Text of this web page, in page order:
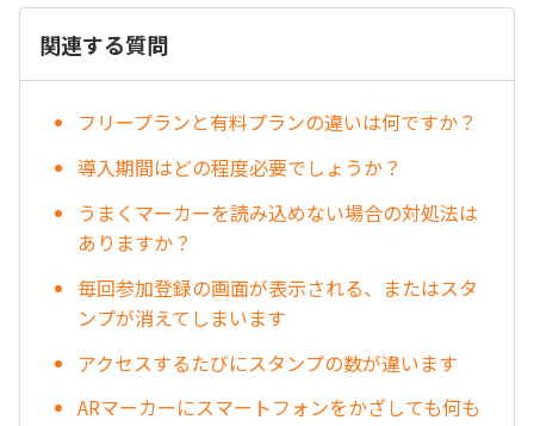
関連する質問
フリープランと有料プランの違いは何ですか？
導入期間はどの程度必要でしょうか？
うまくマーカーを読み込めない場合の対処法は
ありますか？
毎回参加登録の画面が表示される、またはスタ
ンプが消えてしまいます
アクセスするたびにスタンプの数が違います
ARマーカーにスマートフォンをかざしても何も